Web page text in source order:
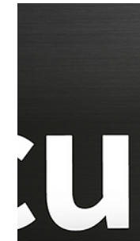
【イベント】
ィブ株式会社（ビ
エージェント
株式会社エーアイセ
される、SBクリエイ
「 生成AI Forum / AI
ます。 サイバー攻撃が
に提供するためには